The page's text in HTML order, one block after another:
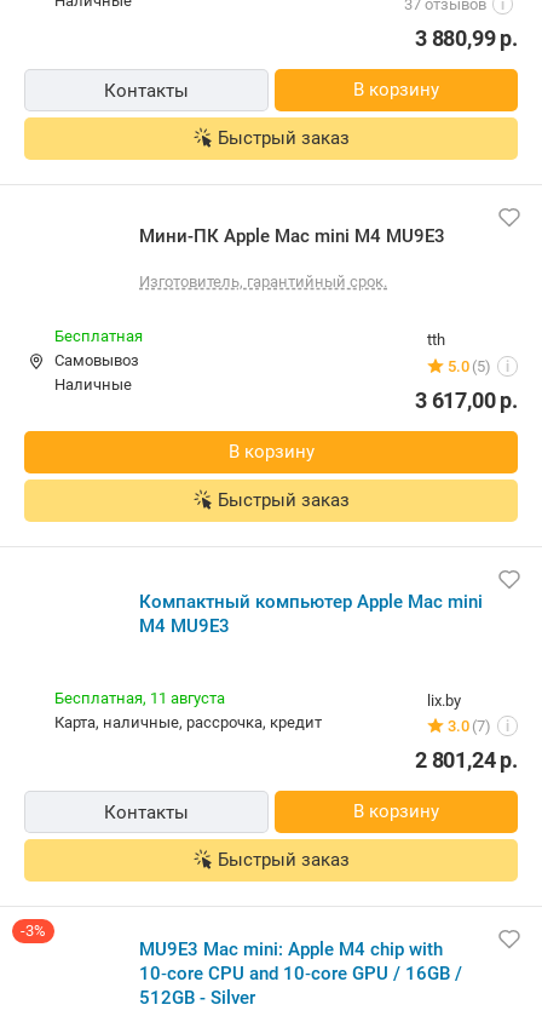
37 отзывов
i
3 880,99р.
Контакты В корзину
Быстрый заказ
Мини-ПК Apple Mac mini M4 MU9E3
Изготовитель, гарантийный срок.
tth
5.0 (5) i
Бесплатная
Самовывоз
наличные
3 617,00р.
В корзину
Быстрый заказ
Компактный компьютер Apple Mac mini
M4 MU9E3
lix.by
3.0 (7) i
Бесплатная, 11 августа
карта, наличные, рассрочка, кредит
2 801,24р.
Контакты В корзину
Быстрый заказ
-3%
MU9E3 Mac mini: Apple M4 chip with
10‑core CPU and 10‑core GPU / 16GB /
512GB - Silver